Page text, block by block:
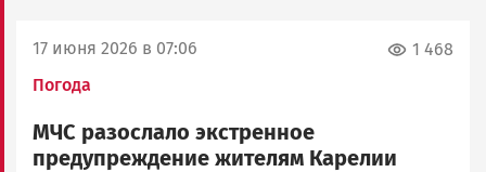
17 июня 2026 в 07:06
Погода
1 468
МЧС разослало экстренное
предупреждение жителям Карелии